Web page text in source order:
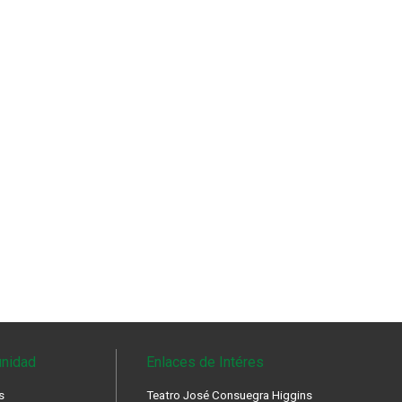
Enlaces de Intéres
Teatro José Consuegra Higgins